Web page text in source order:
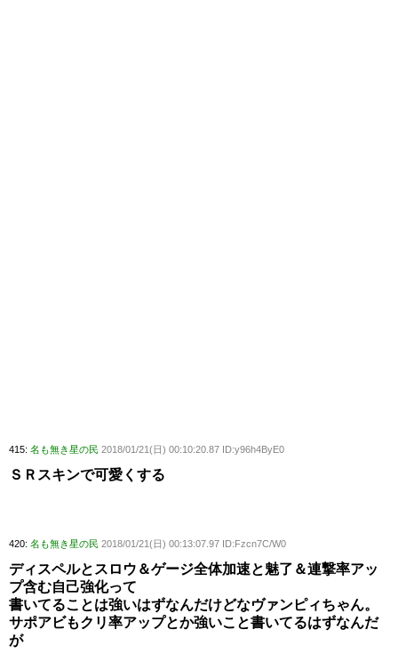
415: 名も無き星の民 2018/01/21(日) 00:10:20.87 ID:y96h4ByE0
ＳＲスキンで可愛くする
420: 名も無き星の民 2018/01/21(日) 00:13:07.97 ID:Fzcn7C/W0
ディスペルとスロウ＆ゲージ全体加速と魅了＆連撃率アッ
プ含む自己強化って
書いてることは強いはずなんだけどなヴァンピィちゃん。
サポアビもクリ率アップとか強いこと書いてるはずなんだ
が